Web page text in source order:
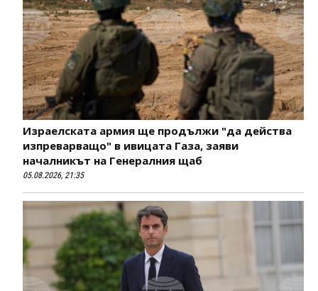
Израелската армия ще продължи "да действа
изпреварващо" в ивицата Газа, заяви
началникът на Генералния щаб
05.08.2026, 21:35